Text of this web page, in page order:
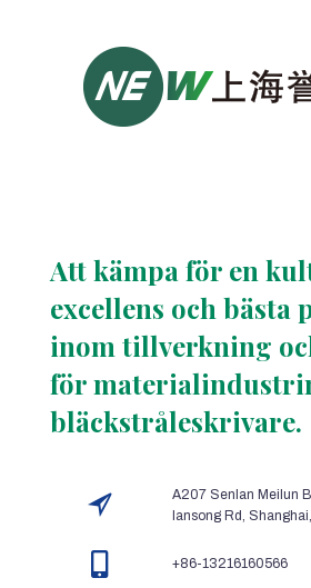
Att kämpa för en
excellens och bästa
inom tillverkning
för
bläckstråleskrivare.
A207 Senlan Meilun
lansong Rd,
+86-13216160566